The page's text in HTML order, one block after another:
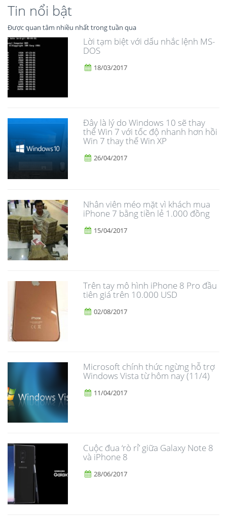
Tin nổi bật
Được quan tâm nhiều nhất trong tuần qua
Lời tạm biệt với dấu nhắc lệnh MS-
DOS
18/03/2017
Đây là lý do Windows 10 sẽ thay
thế Win 7 với tốc độ nhanh hơn hồi
Win 7 thay thế Win XP
26/04/2017
Nhân viên méo mặt vì khách mua
iPhone 7 bằng tiền lẻ 1.000 đồng
15/04/2017
Trên tay mô hình iPhone 8 Pro đầu
tiên giá trên 10.000 USD
02/08/2017
Microsoft chính thức ngừng hỗ trợ
Windows Vista từ hôm nay (11/4)
11/04/2017
​Cuộc đua ‘rò rỉ’ giữa Galaxy Note 8
và iPhone 8
28/06/2017